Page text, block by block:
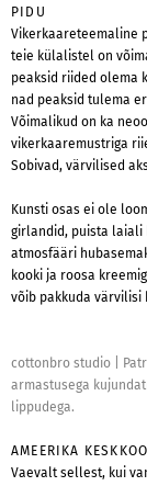
PIDU
Vikerkaareteemaline
teie külalistel on
peaksid riided olema
nad peaksid tulema
Võimalikud on ka
vikerkaaremustriga
Sobivad, värvilised
Kunsti osas ei ole
girlandid, puista laiali
atmosfääri
kooki ja roosa
võib pakkuda värvilisi
cottonbro studio
armastusega
lippudega.
AMEERIKA
Vaevalt sellest, kui